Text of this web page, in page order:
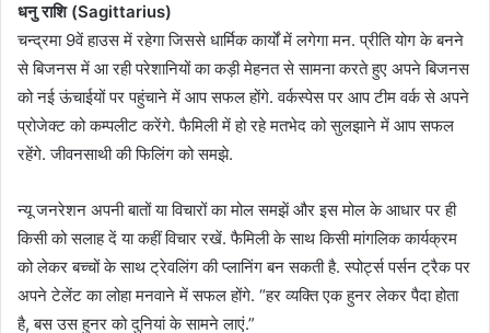
धनु राशि (Sagittarius)
चन्द्रमा 9वें हाउस में रहेगा जिससे धार्मिक कार्यों में लगेगा मन. प्रीति योग के बनने
से बिजनस में आ रही परेशानियों का कड़ी मेहनत से सामना करते हुए अपने बिजनस
को नई ऊंचाईयों पर पहुंचाने में आप सफल होंगे. वर्कस्पेस पर आप टीम वर्क से अपने
प्रोजेक्ट को कम्पलीट करेंगे. फैमिली में हो रहे मतभेद को सुलझाने में आप सफल
रहेंगे. जीवनसाथी की फिलिंग को समझे.
न्यू जनरेशन अपनी बातों या विचारों का मोल समझें और इस मोल के आधार पर ही
किसी को सलाह दें या कहीं विचार रखें. फैमिली के साथ किसी मांगलिक कार्यक्रम
को लेकर बच्चों के साथ ट्रेवलिंग की प्लानिंग बन सकती है. स्पोर्ट्स पर्सन ट्रैक पर
अपने टेलेंट का लोहा मनवाने में सफल होंगे. “हर व्यक्ति एक हुनर लेकर पैदा होता
है, बस उस हुनर को दुनियां के सामने लाएं.”